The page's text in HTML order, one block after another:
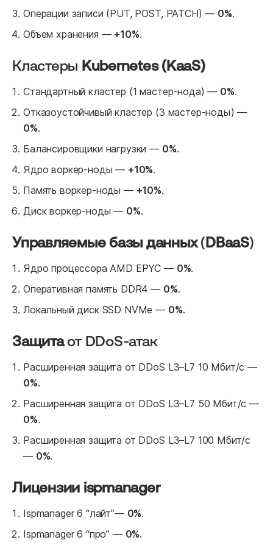
Операции записи (PUT, POST, PATCH) — 0%.
Объем хранения — +10%.
Кластеры Kubernetes (KaaS)
Стандартный кластер (1 мастер-нода) — 0%.
Отказоустойчивый кластер (3 мастер-ноды) —
0%.
Балансировщики нагрузки — 0%.
Ядро воркер-ноды — +10%.
Память воркер-ноды — +10%.
Диск воркер-ноды — 0%.
Управляемые базы данных(DBaaS)
Ядро процессора AMD EPYC — 0%.
Оперативная память DDR4 — 0%.
Локальный диск SSD NVMe — 0%.
Защитаот DDoS-атак
Расширенная защита от DDoS L3–L7 10 Мбит/с —
0%.
Расширенная защита от DDoS L3–L7 50 Мбит/с —
0%.
Расширенная защита от DDoS L3–L7 100 Мбит/с
— 0%.
Лицензии ispmanager
Ispmanager 6 “лайт”— 0%.
Ispmanager 6 “про” — 0%.